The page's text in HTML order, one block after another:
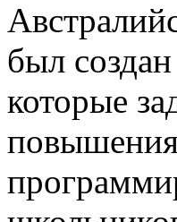
был
которые